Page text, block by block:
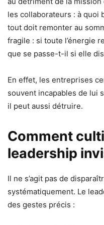
les collaborateurs : à quoi
tout doit remonter au
fragile : si toute l’énergie
que se passe-t-il si elle
En effet, les entreprises
souvent incapables de lui
il peut aussi détruire.
Comment
leadership
Il ne s’agit pas de
systématiquement. Le
des gestes précis :